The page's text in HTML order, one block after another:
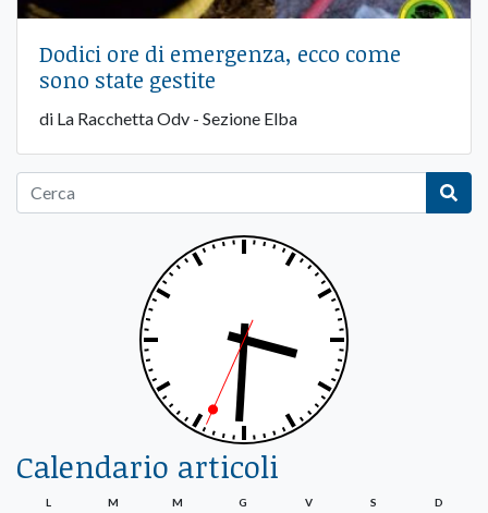
Dodici ore di emergenza, ecco come
sono state gestite
di La Racchetta Odv - Sezione Elba
Calendario articoli
L M M G V S D